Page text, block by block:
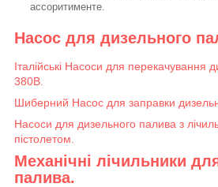
ассоритименте.
Насос для дизельного
Італійські Насоси для перекачування
380В.
Шиберний Насос для заправки
Насоси для дизельного палива з
пістолетом.
Механічні лічильники
палива.